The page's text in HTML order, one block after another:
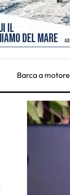
Barca a motore